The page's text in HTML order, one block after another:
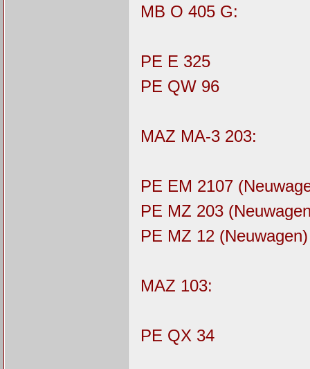
MB O 405 G:
PE E 325
PE QW 96
MAZ MA-3 203:
PE EM 2107
PE MZ 203
PE MZ 12 (Neuwagen)
MAZ 103:
PE QX 34